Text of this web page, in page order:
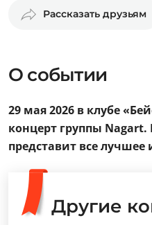
Рассказать друзьям
О событии
29 мая 2026 в клубе
концерт группы
представит все лучшее
Другие